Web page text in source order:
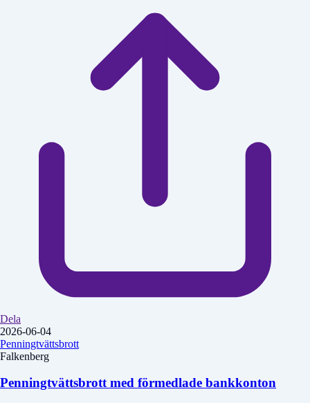
Dela
2026-06-04
Penningtvättsbrott
Falkenberg
Penningtvättsbrott med förmedlade bankkonton